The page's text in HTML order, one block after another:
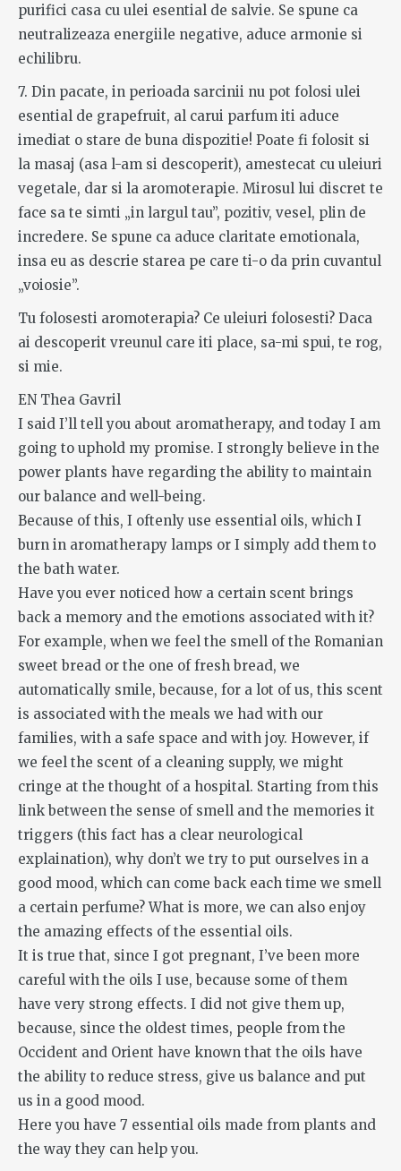
purifici casa cu ulei esential de salvie. Se spune ca
neutralizeaza energiile negative, aduce armonie si
echilibru.
7. Din pacate, in perioada sarcinii nu pot folosi ulei
esential de grapefruit, al carui parfum iti aduce
imediat o stare de buna dispozitie! Poate fi folosit si
la masaj (asa l-am si descoperit), amestecat cu uleiuri
vegetale, dar si la aromoterapie. Mirosul lui discret te
face sa te simti „in largul tau”, pozitiv, vesel, plin de
incredere. Se spune ca aduce claritate emotionala,
insa eu as descrie starea pe care ti-o da prin cuvantul
„voiosie”.
Tu folosesti aromoterapia? Ce uleiuri folosesti? Daca
ai descoperit vreunul care iti place, sa-mi spui, te rog,
si mie.
EN Thea Gavril
I said I’ll tell you about aromatherapy, and today I am
going to uphold my promise. I strongly believe in the
power plants have regarding the ability to maintain
our balance and well-being.
Because of this, I oftenly use essential oils, which I
burn in aromatherapy lamps or I simply add them to
the bath water.
Have you ever noticed how a certain scent brings
back a memory and the emotions associated with it?
For example, when we feel the smell of the Romanian
sweet bread or the one of fresh bread, we
automatically smile, because, for a lot of us, this scent
is associated with the meals we had with our
families, with a safe space and with joy. However, if
we feel the scent of a cleaning supply, we might
cringe at the thought of a hospital. Starting from this
link between the sense of smell and the memories it
triggers (this fact has a clear neurological
explaination), why don’t we try to put ourselves in a
good mood, which can come back each time we smell
a certain perfume? What is more, we can also enjoy
the amazing effects of the essential oils.
It is true that, since I got pregnant, I’ve been more
careful with the oils I use, because some of them
have very strong effects. I did not give them up,
because, since the oldest times, people from the
Occident and Orient have known that the oils have
the ability to reduce stress, give us balance and put
us in a good mood.
Here you have 7 essential oils made from plants and
the way they can help you.